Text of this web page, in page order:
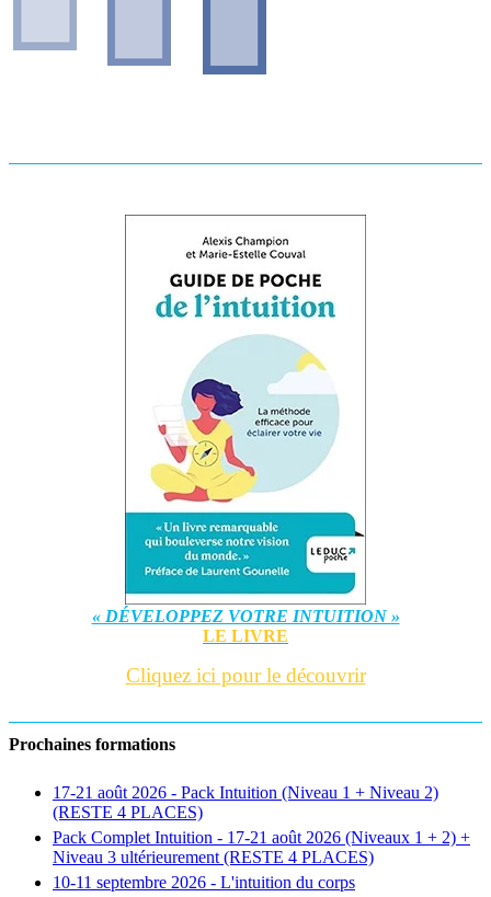
« DÉVELOPPEZ VOTRE INTUITION »
LE LIVRE
Cliquez ici pour le découvrir
Prochaines formations
17-21 août 2026 - Pack Intuition (Niveau 1 + Niveau 2)
(RESTE 4 PLACES)
Pack Complet Intuition - 17-21 août 2026 (Niveaux 1 + 2) +
Niveau 3 ultérieurement (RESTE 4 PLACES)
10-11 septembre 2026 - L'intuition du corps